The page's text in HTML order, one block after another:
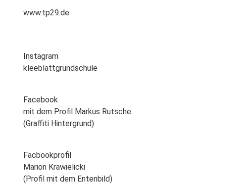
www.tp29.de
Instagram
kleeblattgrundschule
Facebook
mit dem Profil Markus Rutsche
(Graffiti Hintergrund)
Facbookprofil
Marion Krawielicki
(Profil mit dem Entenbild)